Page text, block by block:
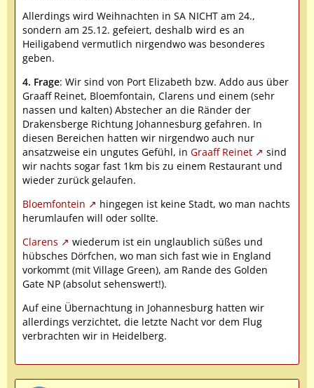
Allerdings wird Weihnachten in SA NICHT am 24.,
sondern am 25.12. gefeiert, deshalb wird es an
Heiligabend vermutlich nirgendwo was besonderes
geben.
4. Frage: Wir sind von Port Elizabeth bzw. Addo aus über
Graaff Reinet, Bloemfontain, Clarens und einem (sehr
nassen und kalten) Abstecher an die Ränder der
Drakensberge Richtung Johannesburg gefahren. In
diesen Bereichen hatten wir nirgendwo auch nur
ansatzweise ein ungutes Gefühl, in Graaff Reinet
sind
wir nachts sogar fast 1km bis zu einem Restaurant und
wieder zurück gelaufen.
Bloemfontein
hingegen ist keine Stadt, wo man nachts
herumlaufen will oder sollte.
Clarens
wiederum ist ein unglaublich süßes und
hübsches Dörfchen, wo man sich fast wie in England
vorkommt (mit Village Green), am Rande des Golden
Gate NP (absolut sehenswert!).
Auf eine Übernachtung in Johannesburg hatten wir
allerdings verzichtet, die letzte Nacht vor dem Flug
verbrachten wir in Heidelberg.